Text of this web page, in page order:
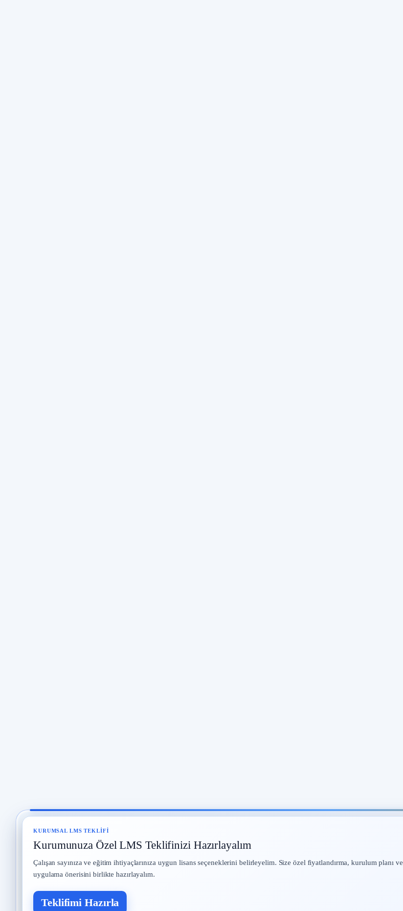
KURUMSAL LMS TEKLIFI
Kurumunuza Özel LMS Teklifinizi Hazırlayalım
Çalışan sayınıza ve eğitim ihtiyaçlarınıza uygun lisans seçeneklerini belirleyelim. Size özel fiyatlandırma, kurulum planı ve
uygulama önerisini birlikte hazırlayalım.
Teklifimi Hazırla